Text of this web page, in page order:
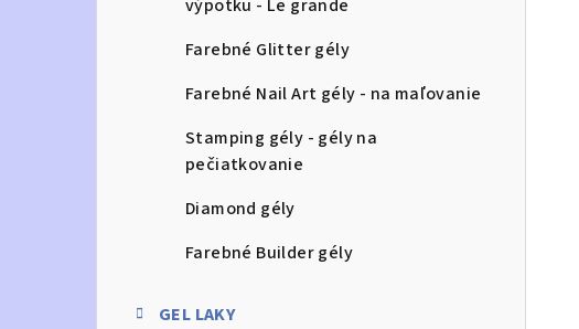
výpotku - Le grande
Farebné Glitter gély
Farebné Nail Art gély - na maľovanie
Stamping gély - gély na
pečiatkovanie
Diamond gély
Farebné Builder gély
GEL LAKY